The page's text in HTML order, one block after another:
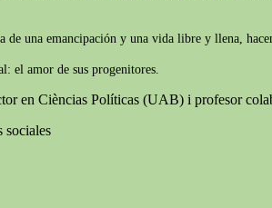
una emancipación y una vida libre y llena,
el amor de sus progenitores.
en Cièncias Políticas (UAB) i profesor
sociales